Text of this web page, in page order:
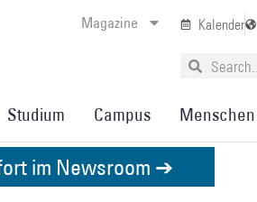
Magazine Kalender
Studium Campus Menschen
im Newsroom ➔